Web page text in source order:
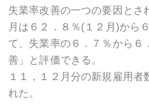
失業率改善の一つの要因とさ
月は６２．８％(１２月)から
て、失業率の６．７％から６
善」と評価できる。
１１，１２月分の新規雇用者
れた。